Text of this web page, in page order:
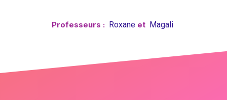
Professeurs : Roxane et Magali